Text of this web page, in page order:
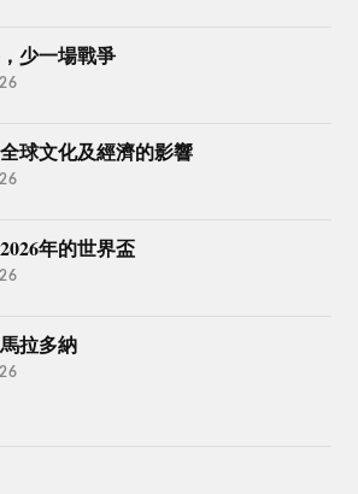
少一場戰爭
球文化及經濟的影響
年的世界盃
拉多納